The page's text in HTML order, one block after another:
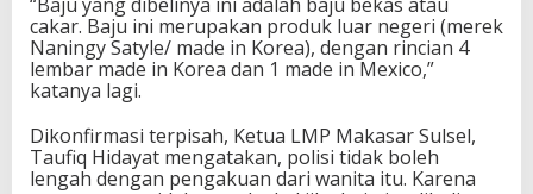
cakar. Baju ini merupakan produk luar negeri (merek
Naningy Satyle/ made in Korea), dengan rincian 4
lembar made in Korea dan 1 made in Mexico,”
katanya lagi.
Dikonfirmasi terpisah, Ketua LMP Makasar Sulsel,
Taufiq Hidayat mengatakan, polisi tidak boleh
lengah dengan pengakuan dari wanita itu. Karena